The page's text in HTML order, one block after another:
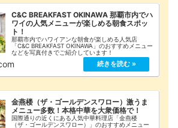
C&C BREAKFAST OKINAWA 那覇市内でハ
ワイの人気メニューが楽しめる朝食スポッ
ト！
那覇市内でハワイアンな朝食が楽しめる人気店
「C&C BREAKFAST OKINAWA」のおすすめメニュー
などを写真付きでご紹介しています！
金燕楼（ザ・ゴールデンスワロー）激うま
メニュー多数！本格中華を大衆価格で！
国際通りの近くにある人気中華料理店「金燕楼
（ザ・ゴールデンスワロー）」のおすすめメニュー